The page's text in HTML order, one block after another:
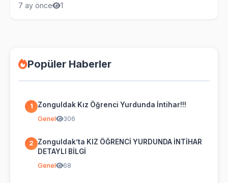
7 ay önce 1
Popüler Haberler
1 Zonguldak Kız Öğrenci Yurdunda İntihar!!!
Genel 306
2
Zonguldak’ta KIZ ÖĞRENCİ YURDUNDA İNTİHAR
DETAYLI BİLGİ
Genel 68